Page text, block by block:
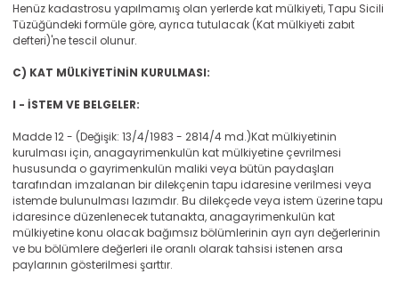
Henüz kadastrosu yapılmamış olan yerlerde kat mülkiyeti, Tapu Sicili
Tüzüğündeki formüle göre, ayrıca tutulacak (Kat mülkiyeti zabıt
defteri)'ne tescil olunur.
C) KAT MÜLKİYETİNİN KURULMASI:
I - İSTEM VE BELGELER:
Madde 12 - (Değişik: 13/4/1983 - 2814/4 md.)Kat mülkiyetinin
kurulması için, anagayrimenkulün kat mülkiyetine çevrilmesi
hususunda o gayrimenkulün maliki veya bütün paydaşları
tarafından imzalanan bir dilekçenin tapu idaresine verilmesi veya
istemde bulunulması lazımdır. Bu dilekçede veya istem üzerine tapu
idaresince düzenlenecek tutanakta, anagayrimenkulün kat
mülkiyetine konu olacak bağımsız bölümlerinin ayrı ayrı değerlerinin
ve bu bölümlere değerleri ile oranlı olarak tahsisi istenen arsa
paylarının gösterilmesi şarttır.